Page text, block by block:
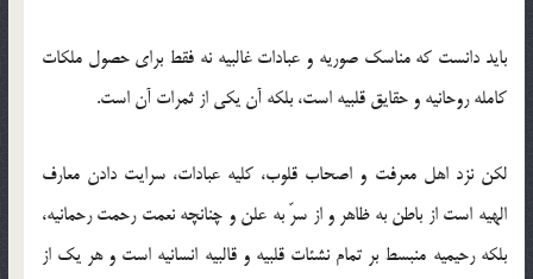
بايد دانست كه مناسك صوريه و عبادات غالبيه نه فقط براى حصول ملكات
كامله روحانيه و حقايق قلبيه است، بلكه آن يكى از ثمرات آن است.
لكن نزد اهل معرفت و اصحاب قلوب، كليه عبادات، سرايت دادن معارف
الهيه است از باطن به ظاهر و از سرّ به علن و چنانچه نعمت رحمت رحمانيه،
بلكه رحيميه منبسط بر تمام نشئات قلبيه و قالبيه انسانيه است و هر يك از